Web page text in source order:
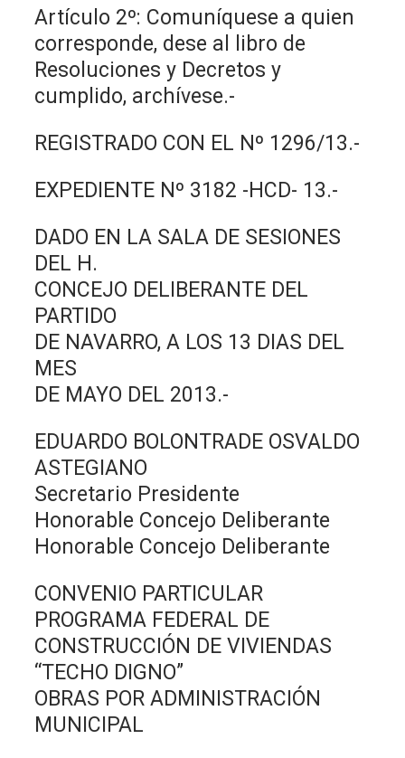
Artículo 2º: Comuníquese a quien
corresponde, dese al libro de
Resoluciones y Decretos y
cumplido, archívese.-
REGISTRADO CON EL Nº 1296/13.-
EXPEDIENTE Nº 3182 -HCD- 13.-
DADO EN LA SALA DE SESIONES
DEL H.
CONCEJO DELIBERANTE DEL
PARTIDO
DE NAVARRO, A LOS 13 DIAS DEL
MES
DE MAYO DEL 2013.-
EDUARDO BOLONTRADE OSVALDO
ASTEGIANO
Secretario Presidente
Honorable Concejo Deliberante
Honorable Concejo Deliberante
CONVENIO PARTICULAR
PROGRAMA FEDERAL DE
CONSTRUCCIÓN DE VIVIENDAS
“TECHO DIGNO”
OBRAS POR ADMINISTRACIÓN
MUNICIPAL